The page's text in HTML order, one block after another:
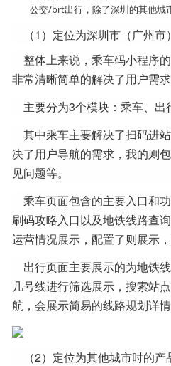
公交/brt出行，除了深圳的其他城
（1）定位为深圳市（广州市
整体上来说，乘车码小程序
非常清晰简单的解决了用户需求
主要分为3个模块：乘车、出
其中乘车主要解决了扫码进
决了用户导航的需求，我的则
见问题等。
乘车页面包含的主要入口和
刷码攻略入口以及地铁线路查
运营情况展示，配置了则展示，
出行页面主要展示的为地铁
几号线进行筛选展示，搜索站
航，会展示简易的线路规划详情
（2）定位为其他城市时的产